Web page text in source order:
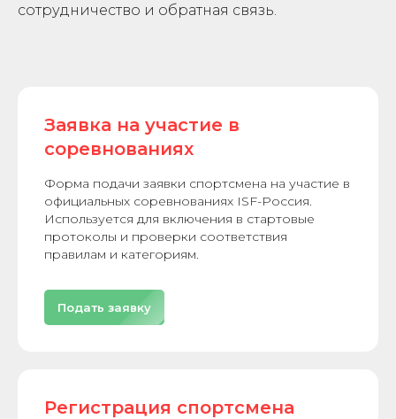
сотрудничество и обратная связь.
Заявка на участие в
соревнованиях
Форма подачи заявки спортсмена на участие в
официальных соревнованиях ISF-Россия.
Используется для включения в стартовые
протоколы и проверки соответствия
правилам и категориям.
Подать заявку
Регистрация спортсмена